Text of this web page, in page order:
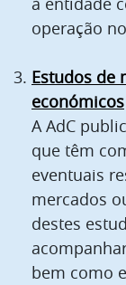
operação
Estudos de
económicos
A AdC
que têm
eventuais
mercados
destes
bem como